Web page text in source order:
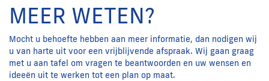
MEER WETEN?
Mocht u behoefte hebben aan meer informatie, dan nodigen wij
u van harte uit voor een vrijblijvende afspraak. Wij gaan graag
met u aan tafel om vragen te beantwoorden en uw wensen en
ideeën uit te werken tot een plan op maat.